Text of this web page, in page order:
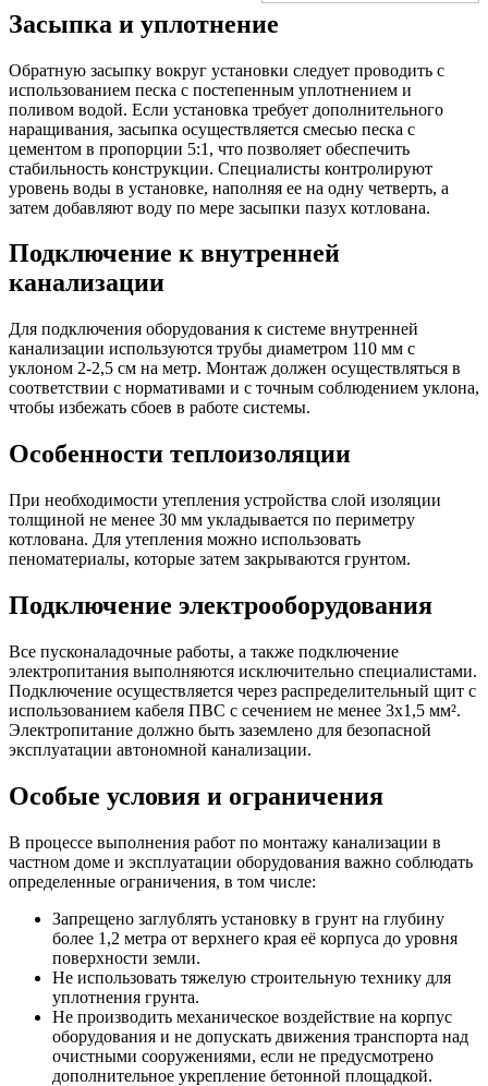
Засыпка и уплотнение
Обратную засыпку вокруг установки следует проводить с
использованием песка с постепенным уплотнением и
поливом водой. Если установка требует дополнительного
наращивания, засыпка осуществляется смесью песка с
цементом в пропорции 5:1, что позволяет обеспечить
стабильность конструкции. Специалисты контролируют
уровень воды в установке, наполняя ее на одну четверть, а
затем добавляют воду по мере засыпки пазух котлована.
Подключение к внутренней
канализации
Для подключения оборудования к системе внутренней
канализации используются трубы диаметром 110 мм с
уклоном 2-2,5 см на метр. Монтаж должен осуществляться в
соответствии с нормативами и с точным соблюдением уклона,
чтобы избежать сбоев в работе системы.
Особенности теплоизоляции
При необходимости утепления устройства слой изоляции
толщиной не менее 30 мм укладывается по периметру
котлована. Для утепления можно использовать
пеноматериалы, которые затем закрываются грунтом.
Подключение электрооборудования
Все пусконаладочные работы, а также подключение
электропитания выполняются исключительно специалистами.
Подключение осуществляется через распределительный щит с
использованием кабеля ПВС с сечением не менее 3х1,5 мм².
Электропитание должно быть заземлено для безопасной
эксплуатации автономной канализации.
Особые условия и ограничения
В процессе выполнения работ по монтажу канализации в
частном доме и эксплуатации оборудования важно соблюдать
определенные ограничения, в том числе:
Запрещено заглублять установку в грунт на глубину
более 1,2 метра от верхнего края её корпуса до уровня
поверхности земли.
Не использовать тяжелую строительную технику для
уплотнения грунта.
Не производить механическое воздействие на корпус
оборудования и не допускать движения транспорта над
очистными сооружениями, если не предусмотрено
дополнительное укрепление бетонной площадкой.